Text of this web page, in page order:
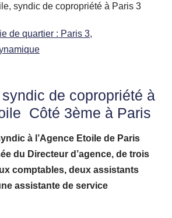
syndic de copropriété à Paris 3
de quartier : Paris 3,
syndic de copropriété à
Côté 3ème à Paris
à l’Agence Etoile de Paris
du Directeur d’agence, de trois
comptables, deux assistants
assistante de service